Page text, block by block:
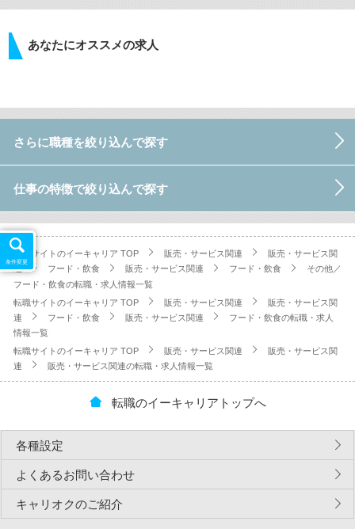
あなたにオススメの求人
さらに職種を絞り込んで探す
仕事の特徴で絞り込んで探す
転職サイトのイーキャリア TOP 販売・サービス関連
販売・サービス関
連
フード・飲食 販売・サービス関連 フード・飲食
その他／
フード・飲食の転職・求人情報一覧
転職サイトのイーキャリア TOP
販売・サービス関連
販売・サービス関
連
フード・飲食 販売・サービス関連
フード・飲食の転職・求人
情報一覧
転職サイトのイーキャリア TOP
販売・サービス関連
販売・サービス関
連
販売・サービス関連の転職・求人情報一覧
条件変更
転職のイーキャリアトップへ
各種設定
よくあるお問い合わせ
キャリオクのご紹介